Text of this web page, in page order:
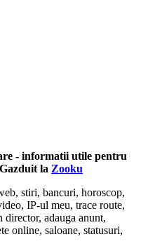
- informatii utile pentru
la Zooku
stiri, bancuri, horoscop,
IP-ul meu, trace route,
adauga anunt,
online, saloane, statusuri,